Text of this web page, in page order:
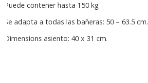
Puede contener hasta 150 kg
Se adapta a todas las bañeras: 50 – 63.5 cm.
Dimensions asiento: 40 x 31 cm.